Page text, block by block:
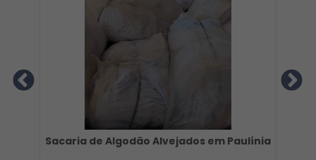
Sacaria de Algodão Alvejados em Paulínia